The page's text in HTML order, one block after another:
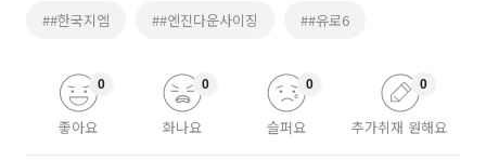
##한국지엠 ##엔진다운사이징 ##유로6
좋아요
0
화나요
0
슬퍼요
0
추가취재 원해요
0